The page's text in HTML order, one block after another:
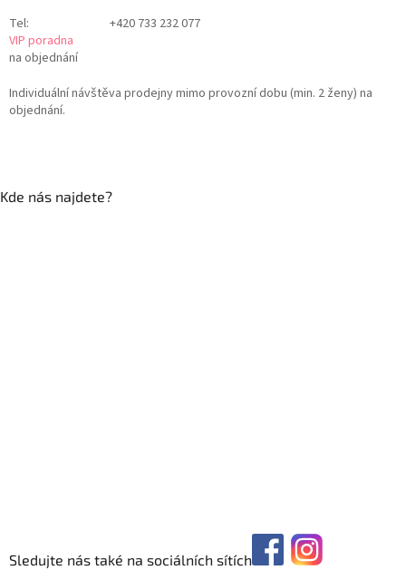
Tel:
+420 733 232 077
VIP poradna
na objednání
Individuální návštěva prodejny mimo provozní dobu (min. 2 ženy) na
objednání.
Kde nás najdete?
Sledujte nás také na sociálních sítích